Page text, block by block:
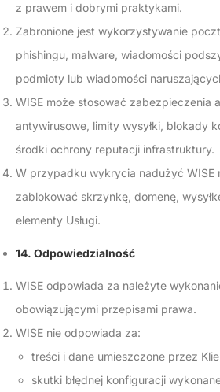
z prawem i dobrymi praktykami.
Zabronione jest wykorzystywanie
phishingu, malware, wiadomości
podmioty lub wiadomości
WISE może stosować zabezpieczenia
antywirusowe, limity wysyłki, blokady
środki ochrony reputacji infrastruktury.
W przypadku wykrycia nadużyć WISE
zablokować skrzynkę, domenę,
elementy Usługi.
14. Odpowiedzialność
WISE odpowiada za należyte
obowiązującymi przepisami prawa.
WISE nie odpowiada za:
treści i dane umieszczone przez
skutki błędnej konfiguracji